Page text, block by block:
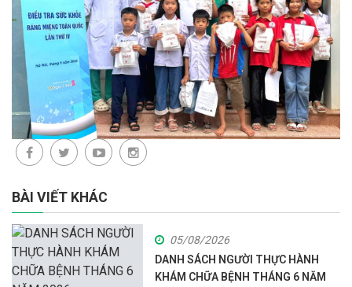
BÀI VIẾT KHÁC
05/08/2026
DANH SÁCH NGƯỜI THỰC HÀNH
KHÁM CHỮA BỆNH THÁNG 6 NĂM